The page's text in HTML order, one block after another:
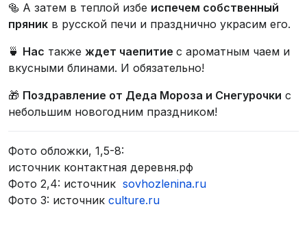
🥯 А затем в теплой избе испечем собственный
пряник в русской печи и празднично украсим его.
🍵 Нас также ждет чаепитие с ароматным чаем и
вкусными блинами. И обязательно!
🎁 Поздравление от Деда Мороза и Снегурочки с
небольшим новогодним праздником!
Фото обложки, 1,5-8:
источник контактная деревня.рф
Фото 2,4: источник sovhozlenina.ru
Фото 3: источник culture.ru